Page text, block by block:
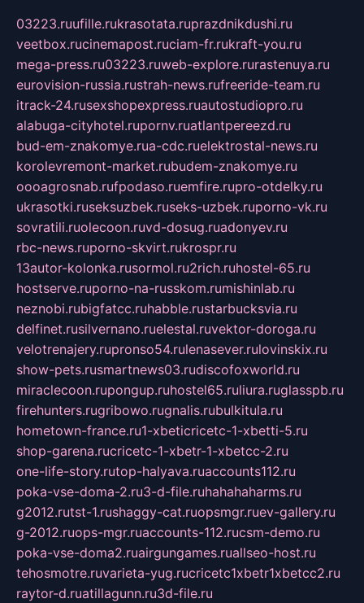
03223.ruufille.rukrasotata.ruprazdnikdushi.ru
veetbox.rucinemapost.ruciam-fr.rukraft-you.ru
mega-press.ru03223.ruweb-explore.rurastenuya.ru
eurovision-russia.rustrah-news.rufreeride-team.ru
itrack-24.rusexshopexpress.ruautostudiopro.ru
alabuga-cityhotel.rupornv.ruatlantpereezd.ru
bud-em-znakomye.rua-cdc.ruelektrostal-news.ru
korolevremont-market.rubudem-znakomye.ru
oooagrosnab.rufpodaso.ruemfire.rupro-otdelky.ru
ukrasotki.ruseksuzbek.ruseks-uzbek.ruporno-vk.ru
sovratili.ruolecoon.ruvd-dosug.ruadonyev.ru
rbc-news.ruporno-skvirt.rukrospr.ru
13autor-kolonka.rusormol.ru2rich.ruhostel-65.ru
hostserve.ruporno-na-russkom.rumishinlab.ru
neznobi.rubigfatcc.ruhabble.rustarbucksvia.ru
delfinet.rusilvernano.ruelestal.ruvektor-doroga.ru
velotrenajery.rupronso54.rulenasever.rulovinskix.ru
show-pets.rusmartnews03.rudiscofoxworld.ru
miraclecoon.rupongup.ruhostel65.ruliura.ruglasspb.ru
firehunters.rugribowo.rugnalis.rubulkitula.ru
hometown-france.ru1-xbeticricetc-1-xbetti-5.ru
shop-garena.rucricetc-1-xbetr-1-xbetcc-2.ru
one-life-story.rutop-halyava.ruaccounts112.ru
poka-vse-doma-2.ru3-d-file.ruhahahaharms.ru
g2012.rutst-1.rushaggy-cat.ruopsmgr.ruev-gallery.ru
g-2012.ruops-mgr.ruaccounts-112.rucsm-demo.ru
poka-vse-doma2.ruairgungames.ruallseo-host.ru
tehosmotre.ruvarieta-yug.rucricetc1xbetr1xbetcc2.ru
raytor-d.ruatillagunn.ru3d-file.ru